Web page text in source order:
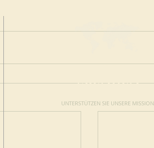
SPENDEN
UNTERSTÜTZEN SIE UNSERE MISSION